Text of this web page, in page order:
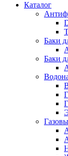
Каталог
Баки
Баки